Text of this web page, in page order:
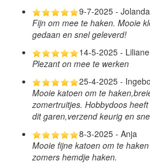
9-7-2025 - Jolanda
Fijn om mee te haken. Mooie
gedaan en snel geleverd!
14-5-2025 - Liliane
Plezant on mee te werken
25-4-2025 -
Mooie katoen om te
zomertruitjes. Hobbydoos
dit garen,verzend keurig en
8-3-2025 - Anja
Mooie fijne katoen om te
zomers hemdje haken.